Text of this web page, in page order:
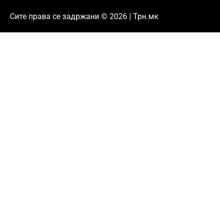
Сите права се задржани © 2026 | Трн.мк